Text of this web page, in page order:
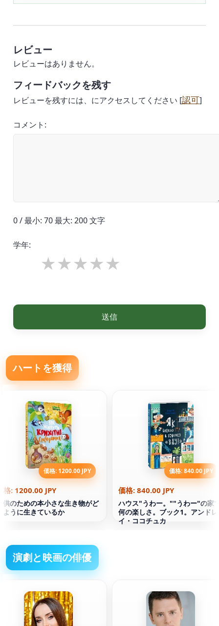
レビュー
レビューはありません。
フィードバックを残す
レビューを残すには、にアクセスしてください [認可]
コメント:
0 / 最小: 70 最大: 200 文字
学年:
送信
ハートを獲得
価格: 1200.00 JPY
格: 1200.00 JPY
供のための本小さな生き物がど
ように生きているか
価格: 840.00 JPY
価格: 840.00 JPY
ハウス"うわー。""うわー"の家
何の楽しさ。ブック1。アンドレ
イ・ココチュカ
演劇と映画の俳優